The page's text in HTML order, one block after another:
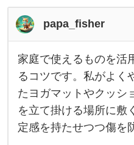
ぐ
方
法
と
て
す
papa_fisher
家
庭
で
使
え
る
も
の
家庭で使えるものを活
るコツです。私がよく
たヨガマットやクッシ
を立て掛ける場所に敷
定感を持たせつつ傷を